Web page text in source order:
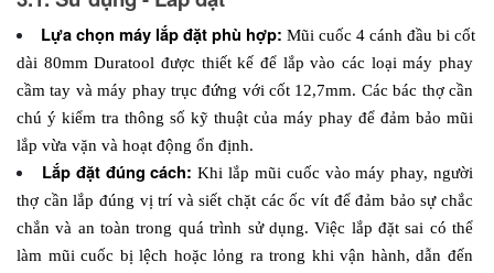
Lựa chọn máy lắp đặt phù hợp: Mũi cuốc 4 cánh đầu bi cốt
dài 80mm Duratool được thiết kế để lắp vào các loại máy phay
cầm tay và máy phay trục đứng với cốt 12,7mm. Các bác thợ cần
chú ý kiểm tra thông số kỹ thuật của máy phay để đảm bảo mũi
lắp vừa vặn và hoạt động ổn định.
Lắp đặt đúng cách: Khi lắp mũi cuốc vào máy phay, người
thợ cần lắp đúng vị trí và siết chặt các ốc vít để đảm bảo sự chắc
chắn và an toàn trong quá trình sử dụng. Việc lắp đặt sai có thể
làm mũi cuốc bị lệch hoặc lỏng ra trong khi vận hành, dẫn đến